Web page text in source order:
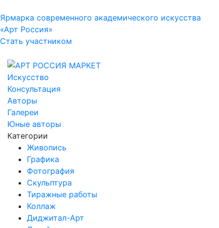
Ярмарка современного академического искусства
«Арт Россия»
Стать участником
Искусство
Консультация
Авторы
Галереи
Юные авторы
Категории
Живопись
Графика
Фотография
Скульптура
Тиражные работы
Коллаж
Диджитал-Арт